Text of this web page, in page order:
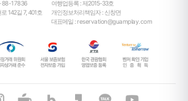
88-17836
142길 7, 401호
여행업등록 : 제2015-33호
개인정보처리책임자 : 신창면
대표메일 :reservation@guamplay.com